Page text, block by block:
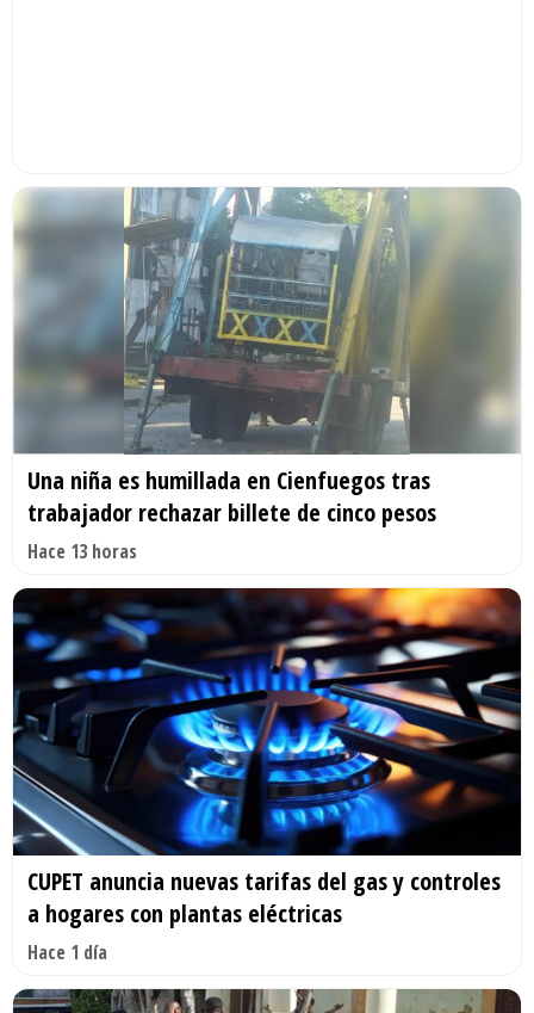
Una niña es humillada en Cienfuegos tras
trabajador rechazar billete de cinco pesos
Hace 13 horas
CUPET anuncia nuevas tarifas del gas y controles
a hogares con plantas eléctricas
Hace 1 día